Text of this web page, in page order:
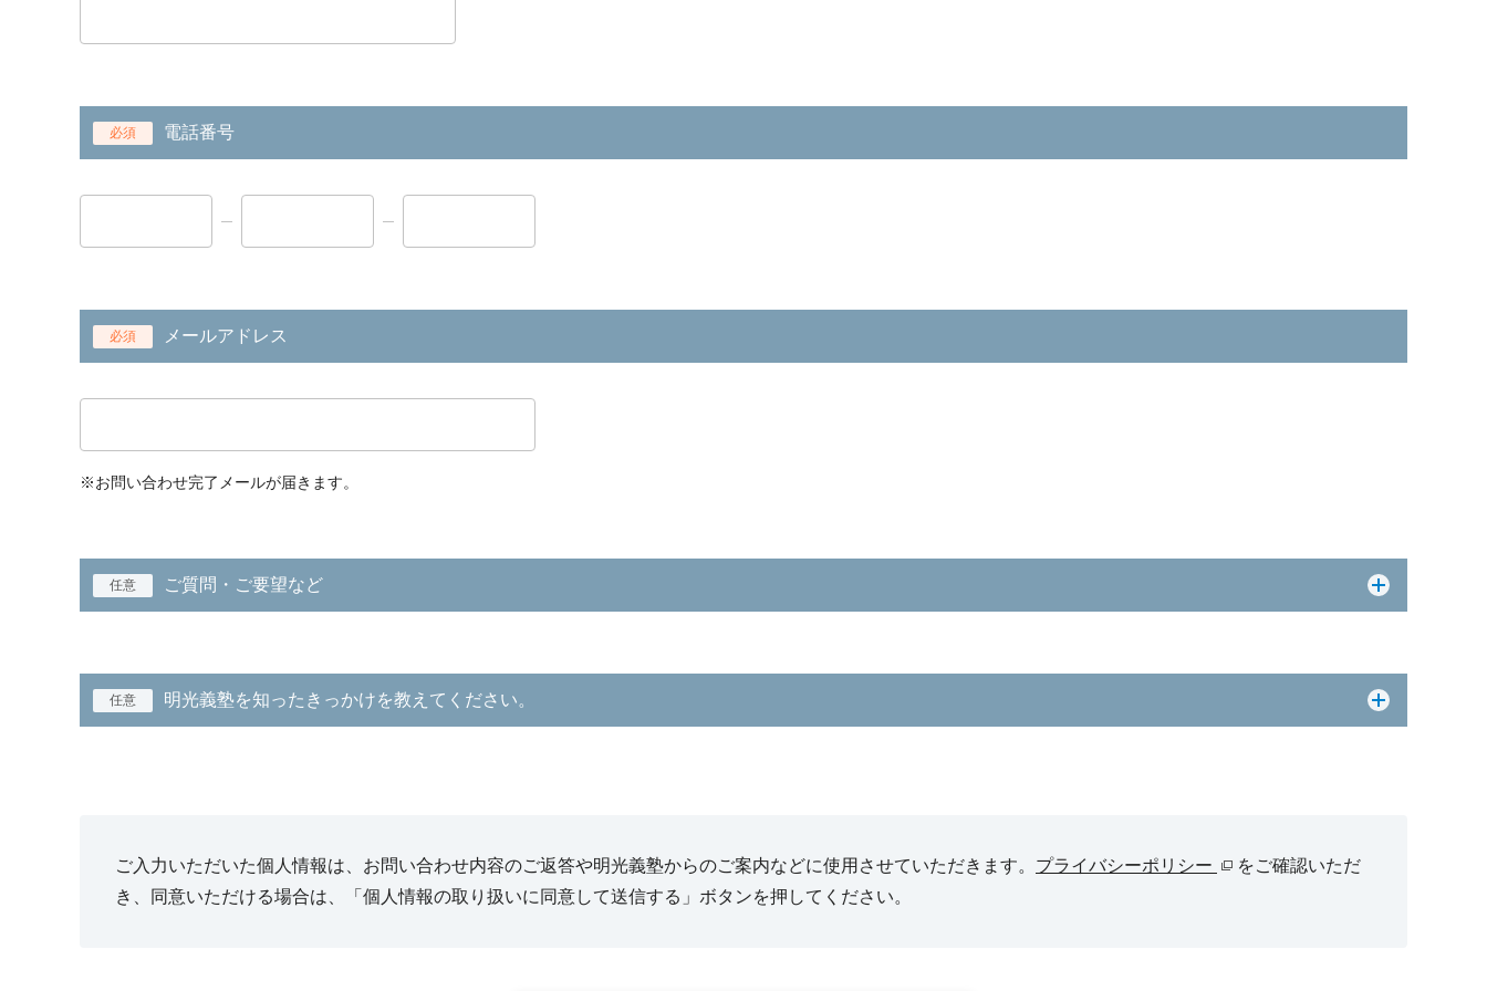
必須 電話番号
必須 メールアドレス
※お問い合わせ完了メールが届きます。
任意 ご質問・ご要望など
任意 明光義塾を知ったきっかけを教えてください。
ご入力いただいた個人情報は、お問い合わせ内容のご返答や明光義塾からのご案内などに使用させていただきます。 プライバシーポリシー
をご確認いただ
き、同意いただける場合は、「個人情報の取り扱いに同意して送信する」ボタンを押してください。